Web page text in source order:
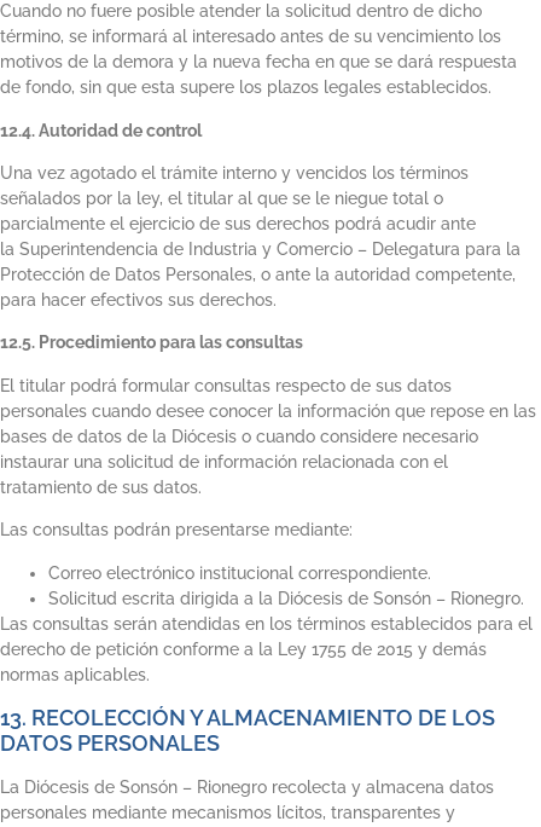
Cuando no fuere posible atender la solicitud dentro de dicho
término, se informará al interesado antes de su vencimiento los
motivos de la demora y la nueva fecha en que se dará respuesta
de fondo, sin que esta supere los plazos legales establecidos.
12.4. Autoridad de control
Una vez agotado el trámite interno y vencidos los términos
señalados por la ley, el titular al que se le niegue total o
parcialmente el ejercicio de sus derechos podrá acudir ante
la Superintendencia de Industria y Comercio – Delegatura para la
Protección de Datos Personales, o ante la autoridad competente,
para hacer efectivos sus derechos.
12.5. Procedimiento para las consultas
El titular podrá formular consultas respecto de sus datos
personales cuando desee conocer la información que repose en las
bases de datos de la Diócesis o cuando considere necesario
instaurar una solicitud de información relacionada con el
tratamiento de sus datos.
Las consultas podrán presentarse mediante:
Correo electrónico institucional correspondiente.
Solicitud escrita dirigida a la Diócesis de Sonsón – Rionegro.
Las consultas serán atendidas en los términos establecidos para el
derecho de petición conforme a la Ley 1755 de 2015 y demás
normas aplicables.
13. RECOLECCIÓN Y ALMACENAMIENTO DE LOS
DATOS PERSONALES
La Diócesis de Sonsón – Rionegro recolecta y almacena datos
personales mediante mecanismos lícitos, transparentes y